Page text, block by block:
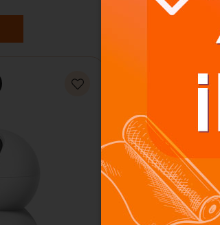
Ücretsiz Kargo